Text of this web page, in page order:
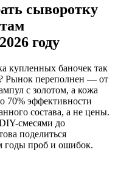
сыворотку
году
купленных баночек так
Рынок переполнен — от
с золотом, а кожа
70% эффективности
состава, а не цены.
смесями до
поделиться
годы проб и ошибок.